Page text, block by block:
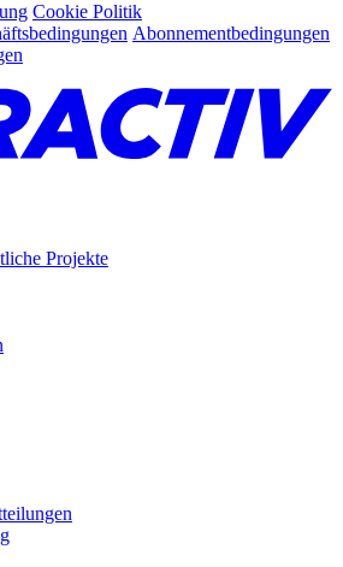
Cookie Politik
Abonnementbedingungen
Projekte